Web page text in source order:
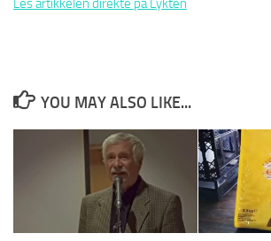
Les artikkelen direkte på Lykten
YOU MAY ALSO LIKE...